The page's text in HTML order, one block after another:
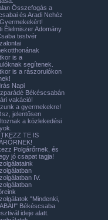
Összefogás a
és Aradi Nehéz
Élelmiszer Adomány
testvér
is a
segítenek.
is a rászorulókon
Napi
Békéscsabán
vakáció!
a gyermekekre!
jelentősen
a közlekedési
TE IS
Polgárőrnek, és
jó csapat tagja!
IV.
"Mindenki,
Békéscsaba
ideje alatt.